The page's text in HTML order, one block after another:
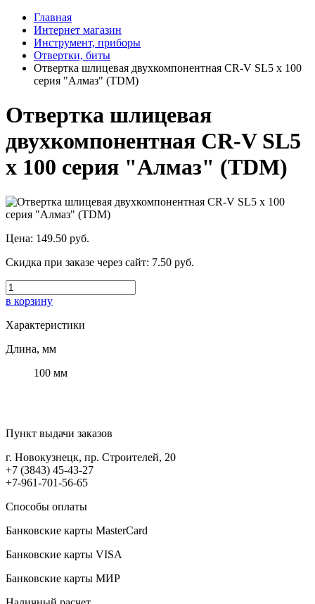
Главная
Интернет магазин
Инструмент, приборы
Отвертки, биты
Отвертка шлицевая двухкомпонентная CR-V SL5 х 100
серия "Алмаз" (TDM)
Отвертка шлицевая
двухкомпонентная CR-V SL5
х 100 серия "Алмаз" (TDM)
Цена: 149.50 руб.
Скидка при заказе через сайт: 7.50 руб.
в корзину
Характеристики
Длина, мм
100 мм
Пункт выдачи заказов
г. Новокузнецк, пр. Строителей, 20
+7 (3843) 45-43-27
+7-961-701-56-65
Способы оплаты
Банковские карты MasterCard
Банковские карты VISA
Банковские карты МИР